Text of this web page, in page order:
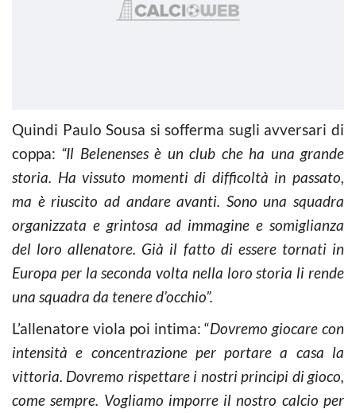
Quindi Paulo Sousa si sofferma sugli avversari di
coppa: “Il Belenenses è un club che ha una grande
storia. Ha vissuto momenti di difficoltà in passato,
ma è riuscito ad andare avanti. Sono una squadra
organizzata e grintosa ad immagine e somiglianza
del loro allenatore. Già il fatto di essere tornati in
Europa per la seconda volta nella loro storia li rende
una squadra da tenere d’occhio”.
L’allenatore viola poi intima: “Dovremo giocare con
intensità e concentrazione per portare a casa la
vittoria. Dovremo rispettare i nostri principi di gioco,
come sempre. Vogliamo imporre il nostro calcio per